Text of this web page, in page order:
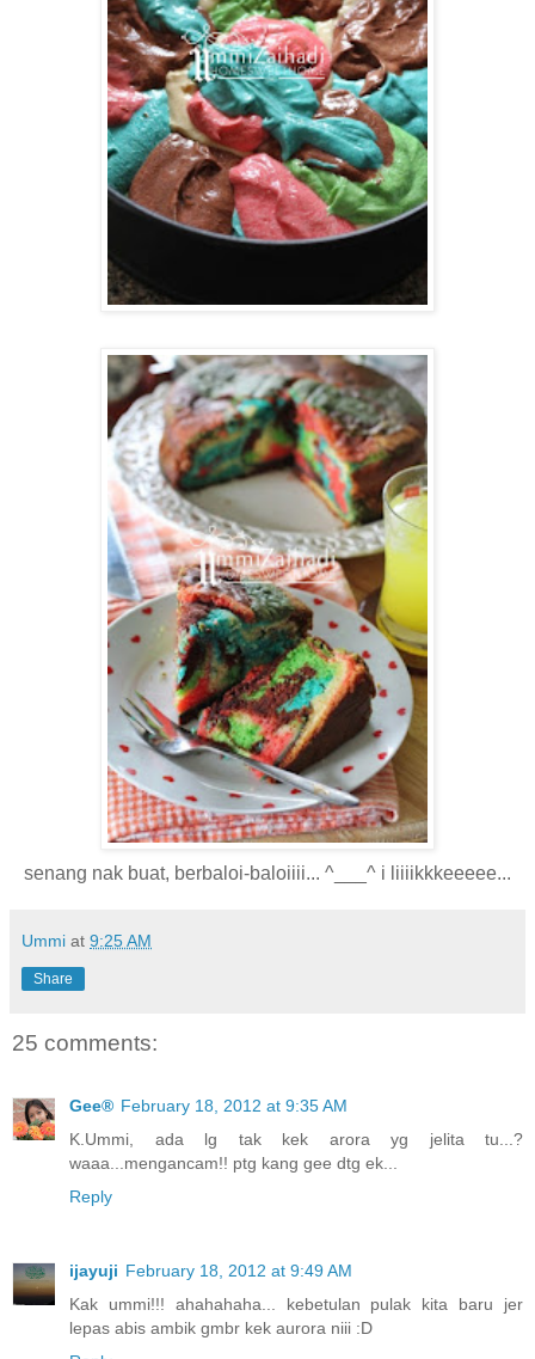
senang nak buat, berbaloi-baloiiii... ^___^ i liiiikkkeeeee...
Ummi at 9:25 AM
Share
25 comments:
Gee® February 18, 2012 at 9:35 AM
K.Ummi, ada lg tak kek arora yg jelita tu...?
waaa...mengancam!! ptg kang gee dtg ek...
Reply
ijayuji February 18, 2012 at 9:49 AM
Kak ummi!!! ahahahaha... kebetulan pulak kita baru jer
lepas abis ambik gmbr kek aurora niii :D